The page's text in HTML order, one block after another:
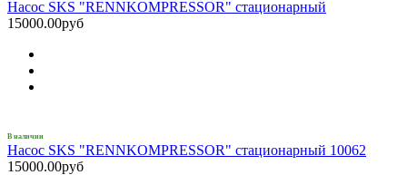
Насос SKS "RENNKOMPRESSOR" стационарный
15000.00руб
В наличии
Насос SKS "RENNKOMPRESSOR" стационарный 10062
15000.00руб